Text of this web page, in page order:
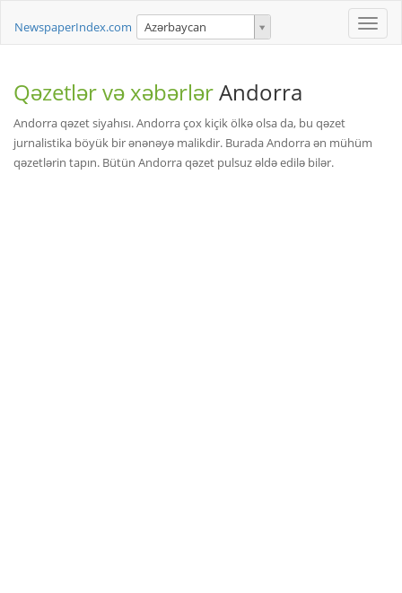
Toggle
NewspaperIndex.com Azərbaycan
Qəzetlər və xəbərlərAndorra
Andorra qəzet siyahısı. Andorra çox kiçik ölkə olsa da, bu qəzet
jurnalistika böyük bir ənənəyə malikdir. Burada Andorra ən mühüm
qəzetlərin tapın. Bütün Andorra qəzet pulsuz əldə edilə bilər.